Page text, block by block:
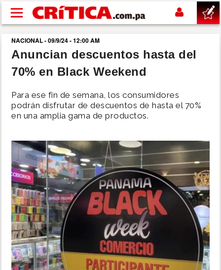
Pasar al contenido principal
buscar
SUCESOS
NACIONAL
SHOW
DEPORTES
MUNDO
INSÓLITAS
MULTIMEDIA
NACIONAL - 09/9/24 - 12:00 AM
Anuncian descuentos hasta del
70% en Black Weekend
Para ese fin de semana, los consumidores
podrán disfrutar de descuentos de hasta el 70%
en una amplia gama de productos.